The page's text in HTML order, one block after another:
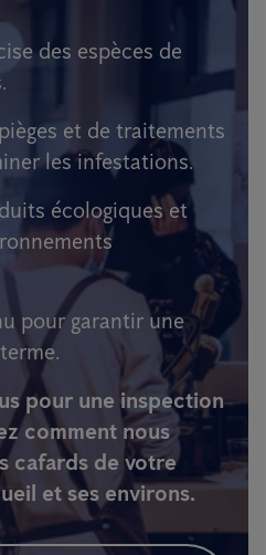
des espèces de
et de traitements
les infestations.
écologiques et
pour garantir une
pour une inspection
comment nous
cafards de votre
et ses environs.